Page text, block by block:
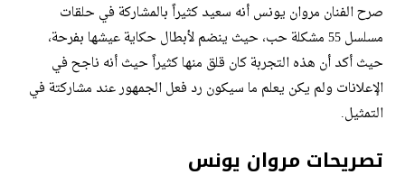
صرح الفنان مروان يونس أنه سعيد كثيراً بالمشاركة في حلقات
مسلسل 55 مشكلة حب، حيث ينضم لأبطال حكاية عيشها بفرحة،
حيث أكد أن هذه التجربة كان قلق منها كثيراً حيث أنه ناجح في
الإعلانات ولم يكن يعلم ما سيكون رد فعل الجمهور عند مشاركتة في
التمثيل.
تصريحات مروان يونس